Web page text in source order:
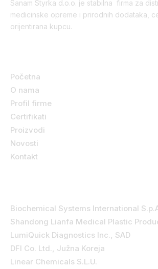
Sanam Styrka d.o.o. je stabilna firma za
medicinske opreme i prirodnih dodataka,
orijentirana kupcu.
Početna
O nama
Profil firme
Certifikati
Proizvodi
Novosti
Kontakt
Biochemical Systems International
Shandong Lianfa Medical Plastic
LumiQuick Diagnostics Inc., SAD
DFI Co. Ltd., Južna Koreja
Linear Chemicals S.L.U.